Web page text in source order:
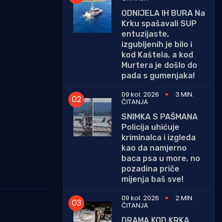
ODNIJELA IH BURA Na
Krku spašavali SUP
entuzijaste,
izgubljenih je bilo i
kod Kaštela, a kod
Murtera je došlo do
pada s gumenjaka!
09 kol. 2026
3 MIN.
ČITANJA
SNIMKA S PAŠMANA
Policija uhićuje
kriminalca i izgleda
kao da namjerno
baca psa u more, no
pozadina priče
mijenja baš sve!
09 kol. 2026
2 MIN.
ČITANJA
DRAMA KOD KRKA